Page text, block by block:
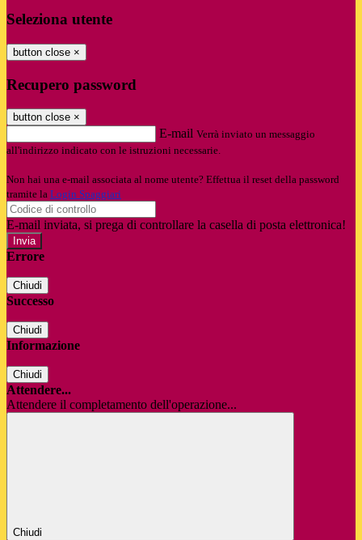
Seleziona utente
button close ×
Recupero password
button close ×
E-mail Verrà inviato un messaggio
all'indirizzo indicato con le istruzioni necessarie.
Non hai una e-mail associata al nome utente? Effettua il reset della password
tramite la Login Spaggiari
E-mail inviata, si prega di controllare la casella di posta elettronica!
Errore
Chiudi
Successo
Chiudi
Informazione
Chiudi
Attendere...
Attendere il completamento dell'operazione...
Chiudi